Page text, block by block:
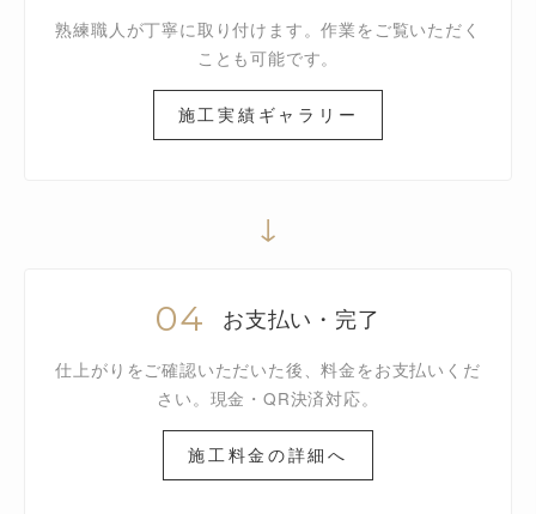
熟練職人が丁寧に取り付けます。作業をご覧いただく
ことも可能です。
施工実績ギャラリー
↓
04 お支払い・完了
仕上がりをご確認いただいた後、料金をお支払いくだ
さい。現金・QR決済対応。
施工料金の詳細へ